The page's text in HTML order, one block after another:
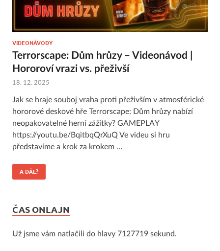
VIDEONÁVODY
Terrorscape: Dům hrůzy – Videonávod |
Hororoví vrazi vs. přeživší
18. 12. 2025
Jak se hraje souboj vraha proti přeživším v atmosférické
hororové deskové hře Terrorscape: Dům hrůzy nabízí
neopakovatelné herní zážitky? GAMEPLAY
https://youtu.be/BqitbqQrXuQ Ve videu si hru
představíme a krok za krokem …
A DÁL?
ČAS ONLAJN
Už jsme vám natlačili do hlavy 7127719 sekund.